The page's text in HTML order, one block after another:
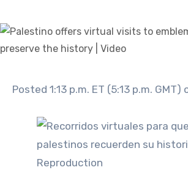
Posted 1:13 p.m. ET (5:13 p.m.
Reproduction